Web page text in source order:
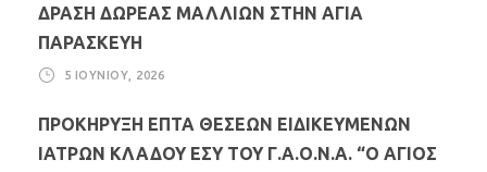
ΔΡΑΣΗ ΔΩΡΕΑΣ ΜΑΛΛΙΩΝ ΣΤΗΝ ΑΓΙΑ
ΠΑΡΑΣΚΕΥΗ
5 ΙΟΥΝΊΟΥ, 2026
ΠΡΟΚΗΡΥΞΗ ΕΠΤΑ ΘΕΣΕΩΝ ΕΙΔΙΚΕΥΜΕΝΩΝ
ΙΑΤΡΩΝ ΚΛΑΔΟΥ ΕΣΥ ΤΟΥ Γ.Α.Ο.Ν.Α. “Ο ΑΓΙΟΣ